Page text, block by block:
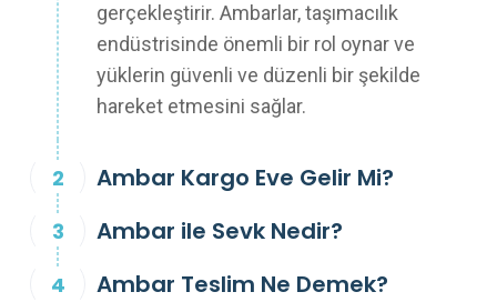
gerçekleştirir. Ambarlar, taşımacılık
endüstrisinde önemli bir rol oynar ve
yüklerin güvenli ve düzenli bir şekilde
hareket etmesini sağlar.
Ambar Kargo Eve Gelir Mi?
Ambar ile Sevk Nedir?
Ambar Teslim Ne Demek?